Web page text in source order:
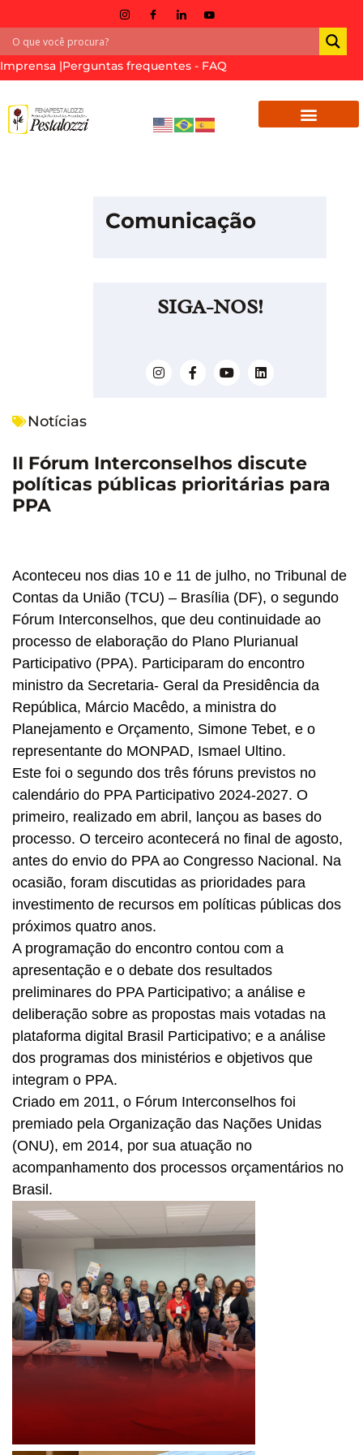
Imprensa |Perguntas frequentes - FAQ
Comunicação
SIGA-NOS!
Notícias
II Fórum Interconselhos discute
políticas públicas prioritárias para
PPA
Aconteceu nos dias 10 e 11 de julho, no Tribunal de
Contas da União (TCU) – Brasília (DF), o segundo
Fórum Interconselhos, que deu continuidade ao
processo de elaboração do Plano Plurianual
Participativo (PPA). Participaram do encontro
ministro da Secretaria- Geral da Presidência da
República, Márcio Macêdo, a ministra do
Planejamento e Orçamento, Simone Tebet, e o
representante do MONPAD, Ismael Ultino.
Este foi o segundo dos três fóruns previstos no
calendário do PPA Participativo 2024-2027. O
primeiro, realizado em abril, lançou as bases do
processo. O terceiro acontecerá no final de agosto,
antes do envio do PPA ao Congresso Nacional. Na
ocasião, foram discutidas as prioridades para
investimento de recursos em políticas públicas dos
próximos quatro anos.
A programação do encontro contou com a
apresentação e o debate dos resultados
preliminares do PPA Participativo; a análise e
deliberação sobre as propostas mais votadas na
plataforma digital Brasil Participativo; e a análise
dos programas dos ministérios e objetivos que
integram o PPA.
Criado em 2011, o Fórum Interconselhos foi
premiado pela Organização das Nações Unidas
(ONU), em 2014, por sua atuação no
acompanhamento dos processos orçamentários no
Brasil.